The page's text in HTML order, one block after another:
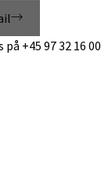
på +45 97 32 16 00